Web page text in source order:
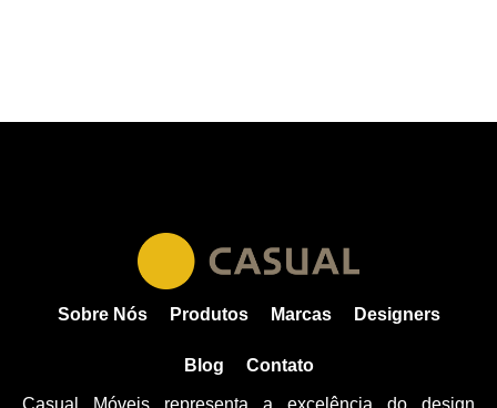
Sobre Nós Produtos Marcas Designers
Blog Contato